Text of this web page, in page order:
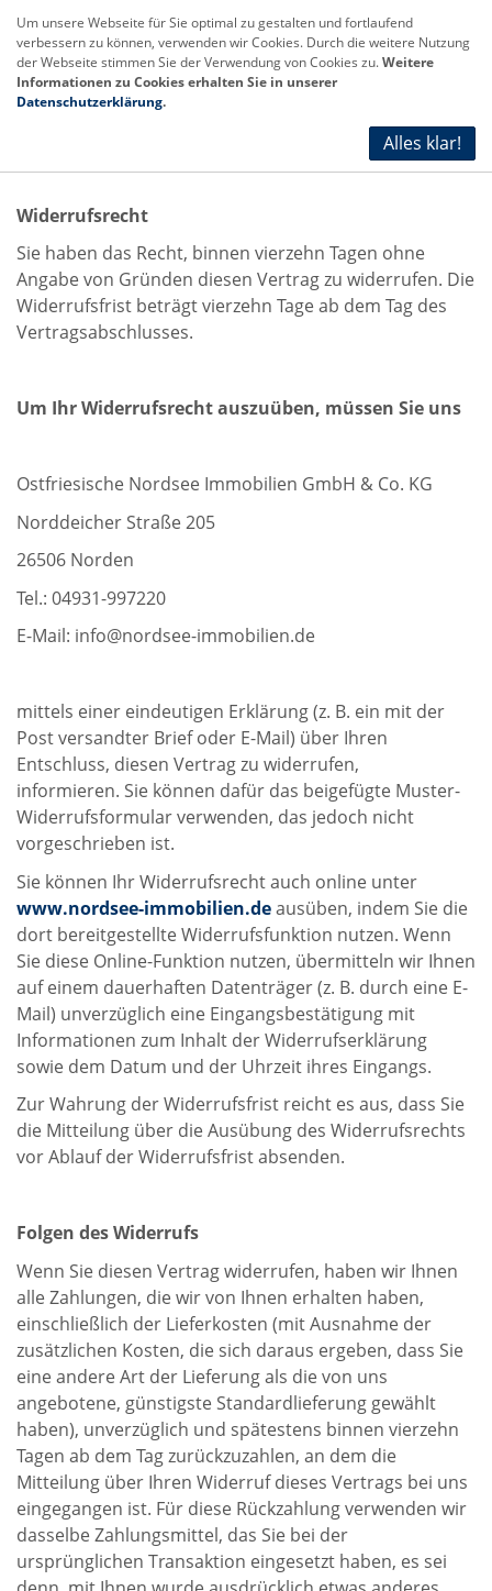
Widerrufsrecht
Sie haben das Recht, binnen vierzehn Tagen ohne
Angabe von Gründen diesen Vertrag zu widerrufen. Die
Widerrufsfrist beträgt vierzehn Tage ab dem Tag des
Vertragsabschlusses.
Um Ihr Widerrufsrecht auszuüben, müssen Sie uns
Ostfriesische Nordsee Immobilien GmbH & Co. KG
Norddeicher Straße 205
26506 Norden
Tel.: 04931-997220
E-Mail: info@nordsee-immobilien.de
mittels einer eindeutigen Erklärung (z. B. ein mit der
Post versandter Brief oder E-Mail) über Ihren
Entschluss, diesen Vertrag zu widerrufen,
informieren. Sie können dafür das beigefügte Muster-
Widerrufsformular verwenden, das jedoch nicht
vorgeschrieben ist.
Sie können Ihr Widerrufsrecht auch online unter
www.nordsee-immobilien.deausüben, indem Sie die
dort bereitgestellte Widerrufsfunktion nutzen. Wenn
Sie diese Online-Funktion nutzen, übermitteln wir Ihnen
auf einem dauerhaften Datenträger (z. B. durch eine E-
Mail) unverzüglich eine Eingangsbestätigung mit
Informationen zum Inhalt der Widerrufserklärung
sowie dem Datum und der Uhrzeit ihres Eingangs.
Zur Wahrung der Widerrufsfrist reicht es aus, dass Sie
die Mitteilung über die Ausübung des Widerrufsrechts
vor Ablauf der Widerrufsfrist absenden.
Folgen des Widerrufs
Wenn Sie diesen Vertrag widerrufen, haben wir Ihnen
alle Zahlungen, die wir von Ihnen erhalten haben,
einschließlich der Lieferkosten (mit Ausnahme der
zusätzlichen Kosten, die sich daraus ergeben, dass Sie
eine andere Art der Lieferung als die von uns
angebotene, günstigste Standardlieferung gewählt
haben), unverzüglich und spätestens binnen vierzehn
Tagen ab dem Tag zurückzuzahlen, an dem die
Mitteilung über Ihren Widerruf dieses Vertrags bei uns
eingegangen ist. Für diese Rückzahlung verwenden wir
dasselbe Zahlungsmittel, das Sie bei der
ursprünglichen Transaktion eingesetzt haben, es sei
Um unsere Webseite für Sie optimal zu gestalten und fortlaufend
verbessern zu können, verwenden wir Cookies. Durch die weitere Nutzung
der Webseite stimmen Sie der Verwendung von Cookies zu.Weitere
Informationen zu Cookies erhalten Sie in unserer
Datenschutzerklärung.
Alles klar!